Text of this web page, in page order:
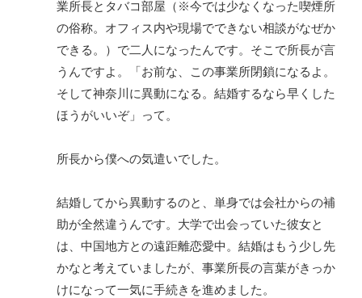
業所長とタバコ部屋（※今では少なくなった喫煙所
の俗称。オフィス内や現場でできない相談がなぜか
できる。）で二人になったんです。そこで所長が言
うんですよ。「お前な、この事業所閉鎖になるよ。
そして神奈川に異動になる。結婚するなら早くした
ほうがいいぞ」って。
所長から僕への気遣いでした。
結婚してから異動するのと、単身では会社からの補
助が全然違うんです。大学で出会っていた彼女と
は、中国地方との遠距離恋愛中。結婚はもう少し先
かなと考えていましたが、事業所長の言葉がきっか
けになって一気に手続きを進めました。